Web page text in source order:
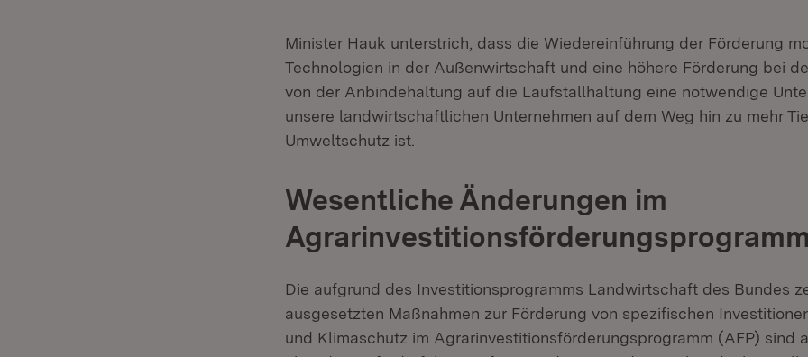
Minister Hauk unterstrich, dass die Wiedereinführung der Förderung
Technologien in der Außenwirtschaft und eine höhere Förderung bei
von der Anbindehaltung auf die Laufstallhaltung eine notwendige
unsere landwirtschaftlichen Unternehmen auf dem Weg hin zu mehr
Umweltschutz ist.
Wesentliche Änderungen im
Agrarinvestitionsförderungsprogramm
Die aufgrund des Investitionsprogramms Landwirtschaft des Bundes
ausgesetzten Maßnahmen zur Förderung von spezifischen
und Klimaschutz im Agrarinvestitionsförderungsprogramm (AFP) sind